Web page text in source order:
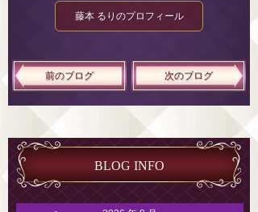
藤本 るりのプロフィール
前のブログ 次のブログ
BLOG INFO